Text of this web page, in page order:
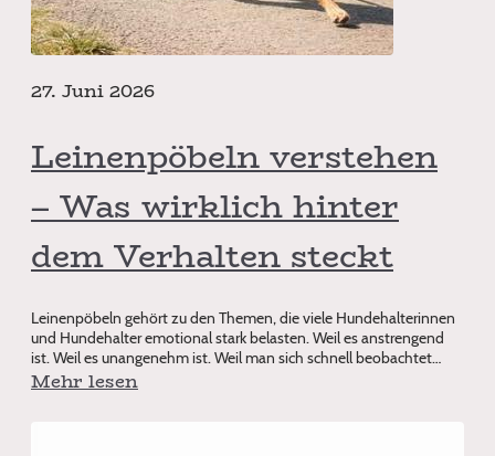
27. Juni 2026
Leinenpöbeln verstehen
– Was wirklich hinter
dem Verhalten steckt
Leinenpöbeln gehört zu den Themen, die viele Hundehalterinnen
und Hundehalter emotional stark belasten. Weil es anstrengend
ist. Weil es unangenehm ist. Weil man sich schnell beobachtet
oder verurteil
Mehr lesen